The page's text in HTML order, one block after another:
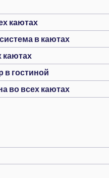
каютах
в каютах
каютах
в гостиной
во всех каютах